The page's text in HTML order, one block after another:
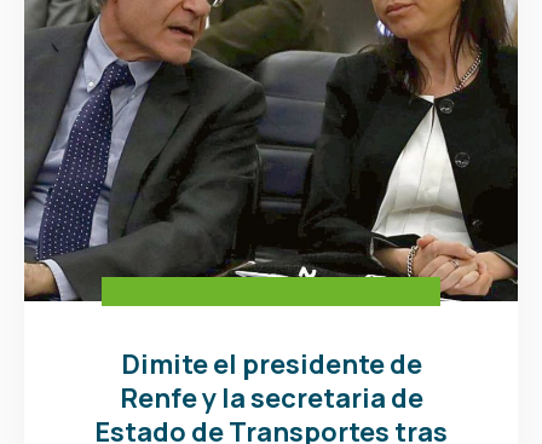
Dimite el presidente de
Renfe y la secretaria de
Estado de Transportes tras